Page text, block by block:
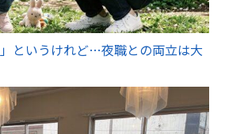
」というけれど…夜職との両立は大